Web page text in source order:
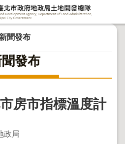
聞發布
發布
房市指標溫度計
政局